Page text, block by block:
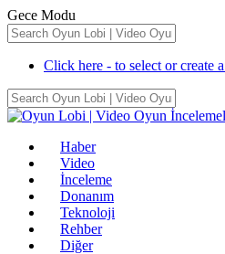
Gece Modu
Click here - to select or create
Haber
Video
İnceleme
Donanım
Teknoloji
Rehber
Diğer